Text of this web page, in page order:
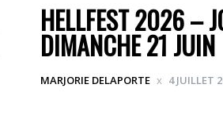
HELLFEST 2026 –
DIMANCHE 21 JUIN
MARJORIE DELAPORTE 4 JUILLET